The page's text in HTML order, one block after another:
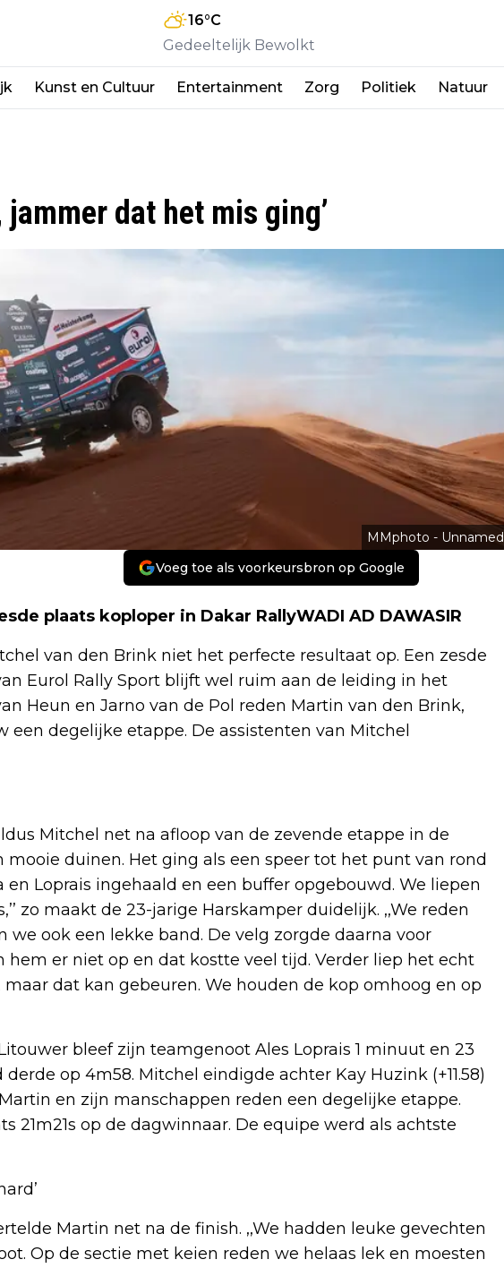
16°C
Gedeeltelijk Bewolkt
Kunst en Cultuur Entertainment Zorg Politiek Natuur
dat het mis ging’
MMphoto - Unnamed
Voeg toe als voorkeursbron op Google
plaats koploper in Dakar RallyWADI AD DAWASIR
van den Brink niet het perfecte resultaat op. Een zesde
Eurol Rally Sport blijft wel ruim aan de leiding in het
Heun en Jarno van de Pol reden Martin van den Brink,
een degelijke etappe. De assistenten van Mitchel
Mitchel net na afloop van de zevende etappe in de
mooie duinen. Het ging als een speer tot het punt van rond
Loprais ingehaald en een buffer opgebouwd. We liepen
zo maakt de 23-jarige Harskamper duidelijk. ,,We reden
ook een lekke band. De velg zorgde daarna voor
hem er niet op en dat kostte veel tijd. Verder liep het echt
dat kan gebeuren. We houden de kop omhoog en op
bleef zijn teamgenoot Ales Loprais 1 minuut en 23
op 4m58. Mitchel eindigde achter Kay Huzink (+11.58)
en zijn manschappen reden een degelijke etappe.
21m21s op de dagwinnaar. De equipe werd als achtste
Martin net na de finish. ,,We hadden leuke gevechten
Op de sectie met keien reden we helaas lek en moesten